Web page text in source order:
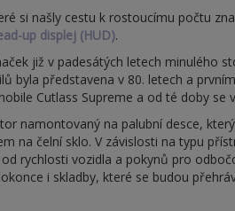
si našly cestu k rostoucímu počtu
up displej (HUD).
již v padesátých letech minulého
byla představena v 80. letech a
Cutlass Supreme a od té doby se
namontovaný na palubní desce,
na čelní sklo. V závislosti na typu
rychlosti vozidla a pokynů pro
i skladby, které se budou